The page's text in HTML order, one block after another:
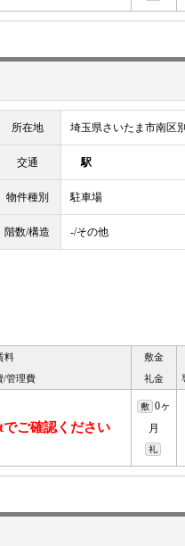
所在地 埼玉県さいたま市南区
交通 駅
物件種別 駐車場
階数/構造 -/その他
料
/管理費
敷金
礼金
ご確認ください
敷 0ヶ
月
礼